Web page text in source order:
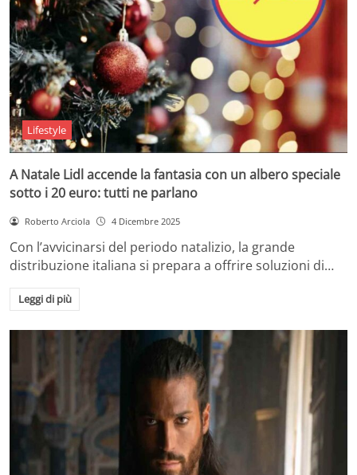
Lifestyle
A Natale Lidl accende la fantasia con un albero speciale
sotto i 20 euro: tutti ne parlano
Roberto Arciola 4 Dicembre 2025
Con l’avvicinarsi del periodo natalizio, la grande
distribuzione italiana si prepara a offrire soluzioni di…
Leggi di più